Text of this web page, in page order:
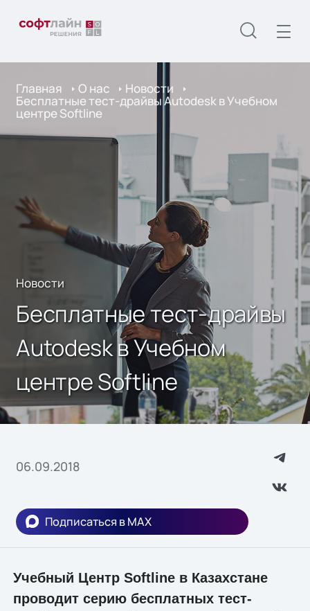
Главная О нас Новости
Бесплатные тест-драйвы Autodesk в Учебном
центре Softline
Новости
Бесплатные тест-драйвы
Autodesk в Учебном
центре Softline
06.09.2018
Подписаться в MAX
Учебный Центр Softline в Казахстане
проводит серию бесплатных тест-